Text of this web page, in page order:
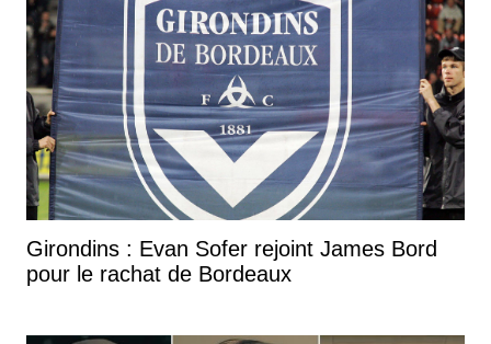
Girondins : Evan Sofer rejoint James Bord
pour le rachat de Bordeaux